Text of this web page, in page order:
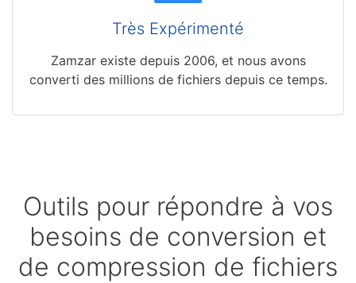
Très Expérimenté
Zamzar existe depuis 2006, et nous avons
converti des millions de fichiers depuis ce temps.
Outils pour répondre à vos
besoins de conversion et
de compression de fichiers